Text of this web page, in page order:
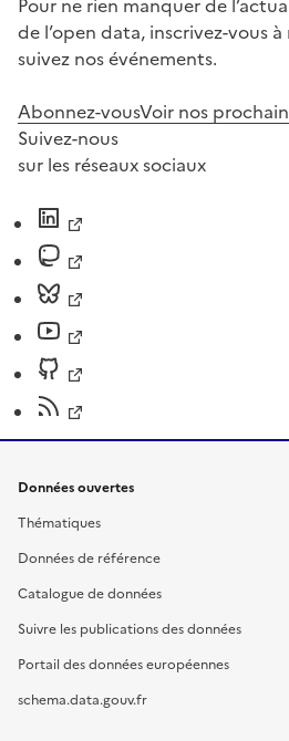
de l’open data, inscrivez-vous
suivez nos événements.
Abonnez-vousVoir nos
Suivez-nous
sur les réseaux sociaux
Données ouvertes
Thématiques
Données de référence
Catalogue de données
Suivre les publications des données
Portail des données européennes
schema.data.gouv.fr